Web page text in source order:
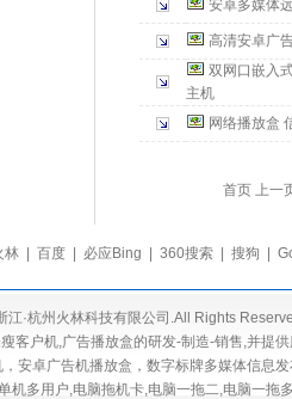
安卓多媒体
高清安卓广
双网口嵌入
主机
网络播放盒
首页 上一
林 百度 必应Bing 360搜索 搜狗
·杭州火林科技有限公司.All Rights
客户机,广告播放盒的研发-制造-销售,并提
安卓广告机播放盒 ，数字标牌多媒体信息
机多用户,电脑拖机卡,电脑一拖二,电脑一拖